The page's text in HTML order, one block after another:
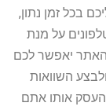
בכל זמן נתון,
על מנת
האתר יאפשר לכם
השוואות
אותו אתם